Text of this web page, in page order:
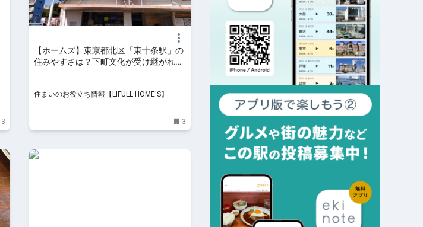
3
【ホームズ】東京都北区「東十条駅」の
住みやすさは？下町文化が受け継がれて
住まいのお役立ち情報【LIFULL HOME'S】
3